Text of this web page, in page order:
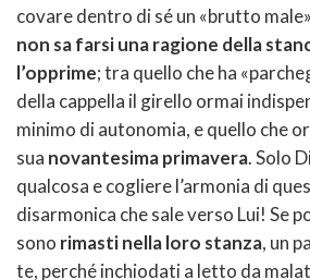
covare dentro di sé un «brutto
non sa farsi una ragione della
l’opprime; tra quello che ha
della cappella il girello ormai
minimo di autonomia, e quello che
sua novantesima primavera. Solo
qualcosa e cogliere l’armonia di
disarmonica che sale verso Lui! Se
sono rimasti nella loro stanza, un
te, perché inchiodati a letto da